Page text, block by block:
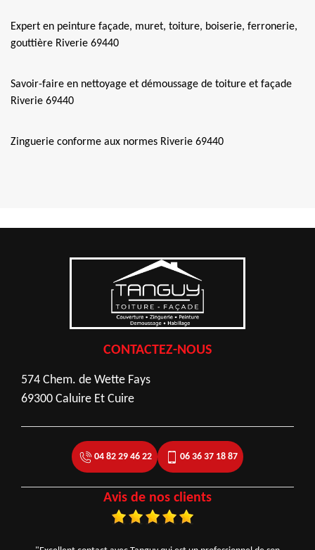
Expert en peinture façade, muret, toiture, boiserie, ferronerie,
gouttière Riverie 69440
Savoir-faire en nettoyage et démoussage de toiture et façade
Riverie 69440
Zinguerie conforme aux normes Riverie 69440
CONTACTEZ-NOUS
574 Chem. de Wette Fays
69300 Caluire Et Cuire
04 82 29 46 22 06 36 37 18 87
Avis de nos clients